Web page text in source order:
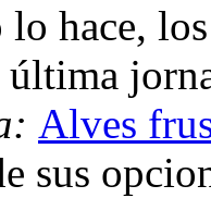
hace,
última
Alves
sus